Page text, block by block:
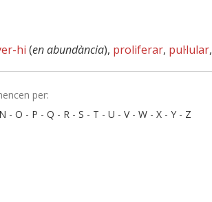
hi (en abundància), proliferar, pul·lular,
per:
N - O - P - Q - R - S - T - U - V- W - X - Y - Z